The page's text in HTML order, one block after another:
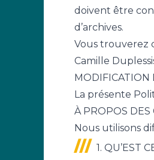
doivent être
d’archives.
Vous trouverez
Camille
MODIFICATION
La présente
À PROPOS DES
Nous utilisons
1. QU’EST